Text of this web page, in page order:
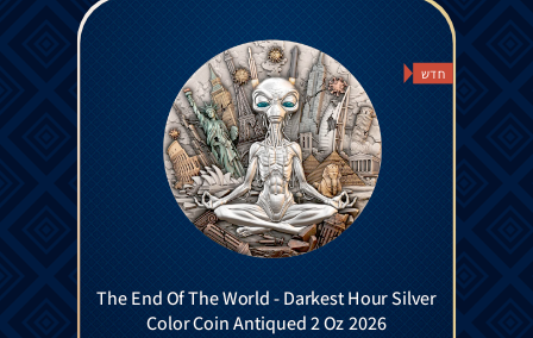
חדש
The End Of The World - Darkest Hour Silver
Color Coin Antiqued 2 Oz 2026